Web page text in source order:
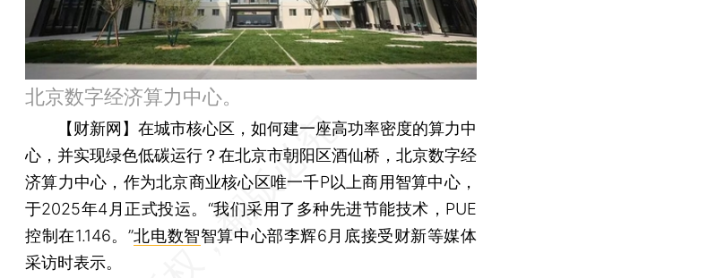
北京数字经济算力中心。
【财新网】 在城市核心区，如何建一座高功率密度的算力中
心，并实现绿色低碳运行？在北京市朝阳区酒仙桥，北京数字经
济算力中心，作为北京商业核心区唯一千P以上商用智算中心，
于2025年4月正式投运。“我们采用了多种先进节能技术，PUE
控制在1.146。”北电数智智算中心部李辉6月底接受财新等媒体
采访时表示。